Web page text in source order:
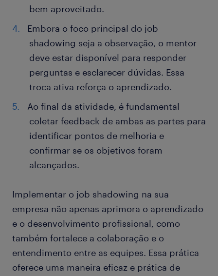
bem aproveitado.
Embora o foco principal do job
shadowing seja a observação, o mentor
deve estar disponível para responder
perguntas e esclarecer dúvidas. Essa
troca ativa reforça o aprendizado.
Ao final da atividade, é fundamental
coletar feedback de ambas as partes para
identificar pontos de melhoria e
confirmar se os objetivos foram
alcançados.
Implementar o job shadowing na sua
empresa não apenas aprimora o aprendizado
e o desenvolvimento profissional, como
também fortalece a colaboração e o
entendimento entre as equipes. Essa prática
oferece uma maneira eficaz e prática de